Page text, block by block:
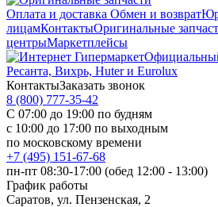
Оплата и доставка Обмен и возврат
лицамКонтактыОригинальные
центрыМаркетплейсы
Ресанта, Вихрь, Huter и Eurolux
КонтактыЗаказать звонок
8 (800) 777-35-42
С 07:00 до 19:00 по будням
с 10:00 до 17:00 по выходным
по московскому времени
+7 (495) 151-67-68
пн-пт 08:30-17:00 (обед 12:00 - 13:00)
График работы
Саратов, ул. Пензенская, 2